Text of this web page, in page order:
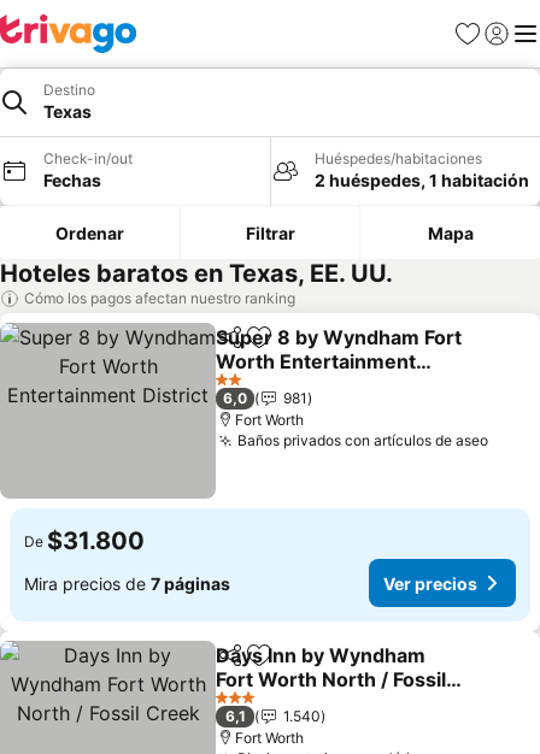
Favoritos
Iniciar
Destino
Texas
Check-in/out
Fechas
Huéspedes/habitaciones
2 huéspedes, 1 habitación
Ordenar Filtrar Mapa
Hoteles baratos en Texas, EE. UU.
Cómo los pagos afectan nuestro ranking
CompartirAgregar a favoritos
Super 8 by Wyndham Fort
Worth Entertainment
District
Ver precios
2 Estrellas
6,0
981
Fort Worth
Baños privados con artículos de aseoVer
De $31.800
Mira precios de 7 páginas Ver precios
CompartirAgregar a favoritos
Days Inn by Wyndham
Fort Worth North / Fossil
Creek
Ver precios
3 Estrellas
6,1
1.540
Fort Worth